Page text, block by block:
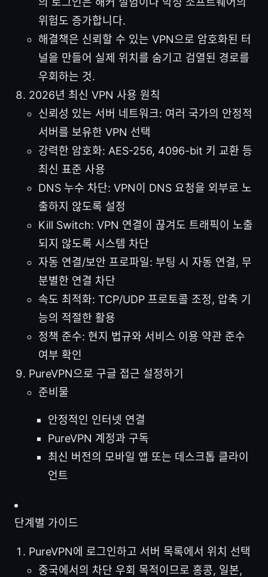
위험도 증가합니다.
해결책은 신뢰할 수 있는 VPN으로 암호화된 터
널을 만들어 실제 위치를 숨기고 검열된 경로를
우회하는 것.
2026년 최신 VPN 사용 원칙
신뢰성 있는 서버 네트워크: 여러 국가의 안정적
서버를 보유한 VPN 선택
강력한 암호화: AES-256, 4096-bit 키 교환 등
최신 표준 사용
DNS 누수 차단: VPN이 DNS 요청을 외부로 노
출하지 않도록 설정
Kill Switch: VPN 연결이 끊겨도 트래픽이 노출
되지 않도록 시스템 차단
자동 연결/보안 프로파일: 부팅 시 자동 연결, 무
분별한 연결 차단
속도 최적화: TCP/UDP 프로토콜 조정, 압축 기
능의 적절한 활용
정책 준수: 현지 법규와 서비스 이용 약관 준수
여부 확인
PureVPN으로 구글 접근 설정하기
준비물
안정적인 인터넷 연결
PureVPN 계정과 구독
최신 버전의 모바일 앱 또는 데스크톱 클라이
언트
단계별 가이드
PureVPN에 로그인하고 서버 목록에서 위치 선택
중국에서의 차단 우회 목적이므로 홍콩, 일본,